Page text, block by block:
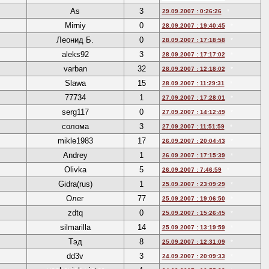
As 3 29.09.2007 : 0:26:26
Mirniy 0 28.09.2007 : 19:40:45
Леонид Б. 0 28.09.2007 : 17:18:58
aleks92 3 28.09.2007 : 17:17:02
varban 32 28.09.2007 : 12:18:02
Slawa 15 28.09.2007 : 11:29:31
77734 1 27.09.2007 : 17:28:01
serg117 0 27.09.2007 : 14:12:49
солома 3 27.09.2007 : 11:51:59
mikle1983 17 26.09.2007 : 20:04:43
Andrey 1 26.09.2007 : 17:15:39
Olivka 5 26.09.2007 : 7:46:59
Gidra(rus) 1 25.09.2007 : 23:09:29
Олег 77 25.09.2007 : 19:06:50
zdtq 0 25.09.2007 : 15:26:45
silmarilla 14 25.09.2007 : 13:19:59
Тэд 8 25.09.2007 : 12:31:09
dd3v 3 24.09.2007 : 20:09:33